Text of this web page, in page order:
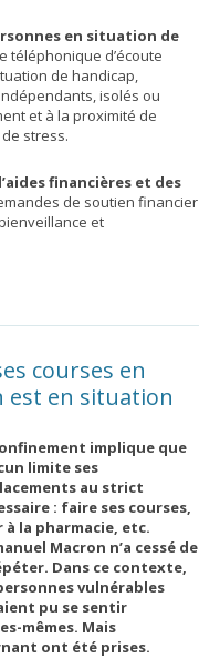
en situation de
téléphonique d’écoute
de handicap,
isolés ou
et à la proximité de
stress.
financières et des
de soutien financier
et
courses en
est en situation
implique que
limite ses
au strict
: faire ses courses,
à la pharmacie, etc.
Macron n’a cessé de
Dans ce contexte,
vulnérables
pu se sentir
mêmes. Mais
ont été prises.